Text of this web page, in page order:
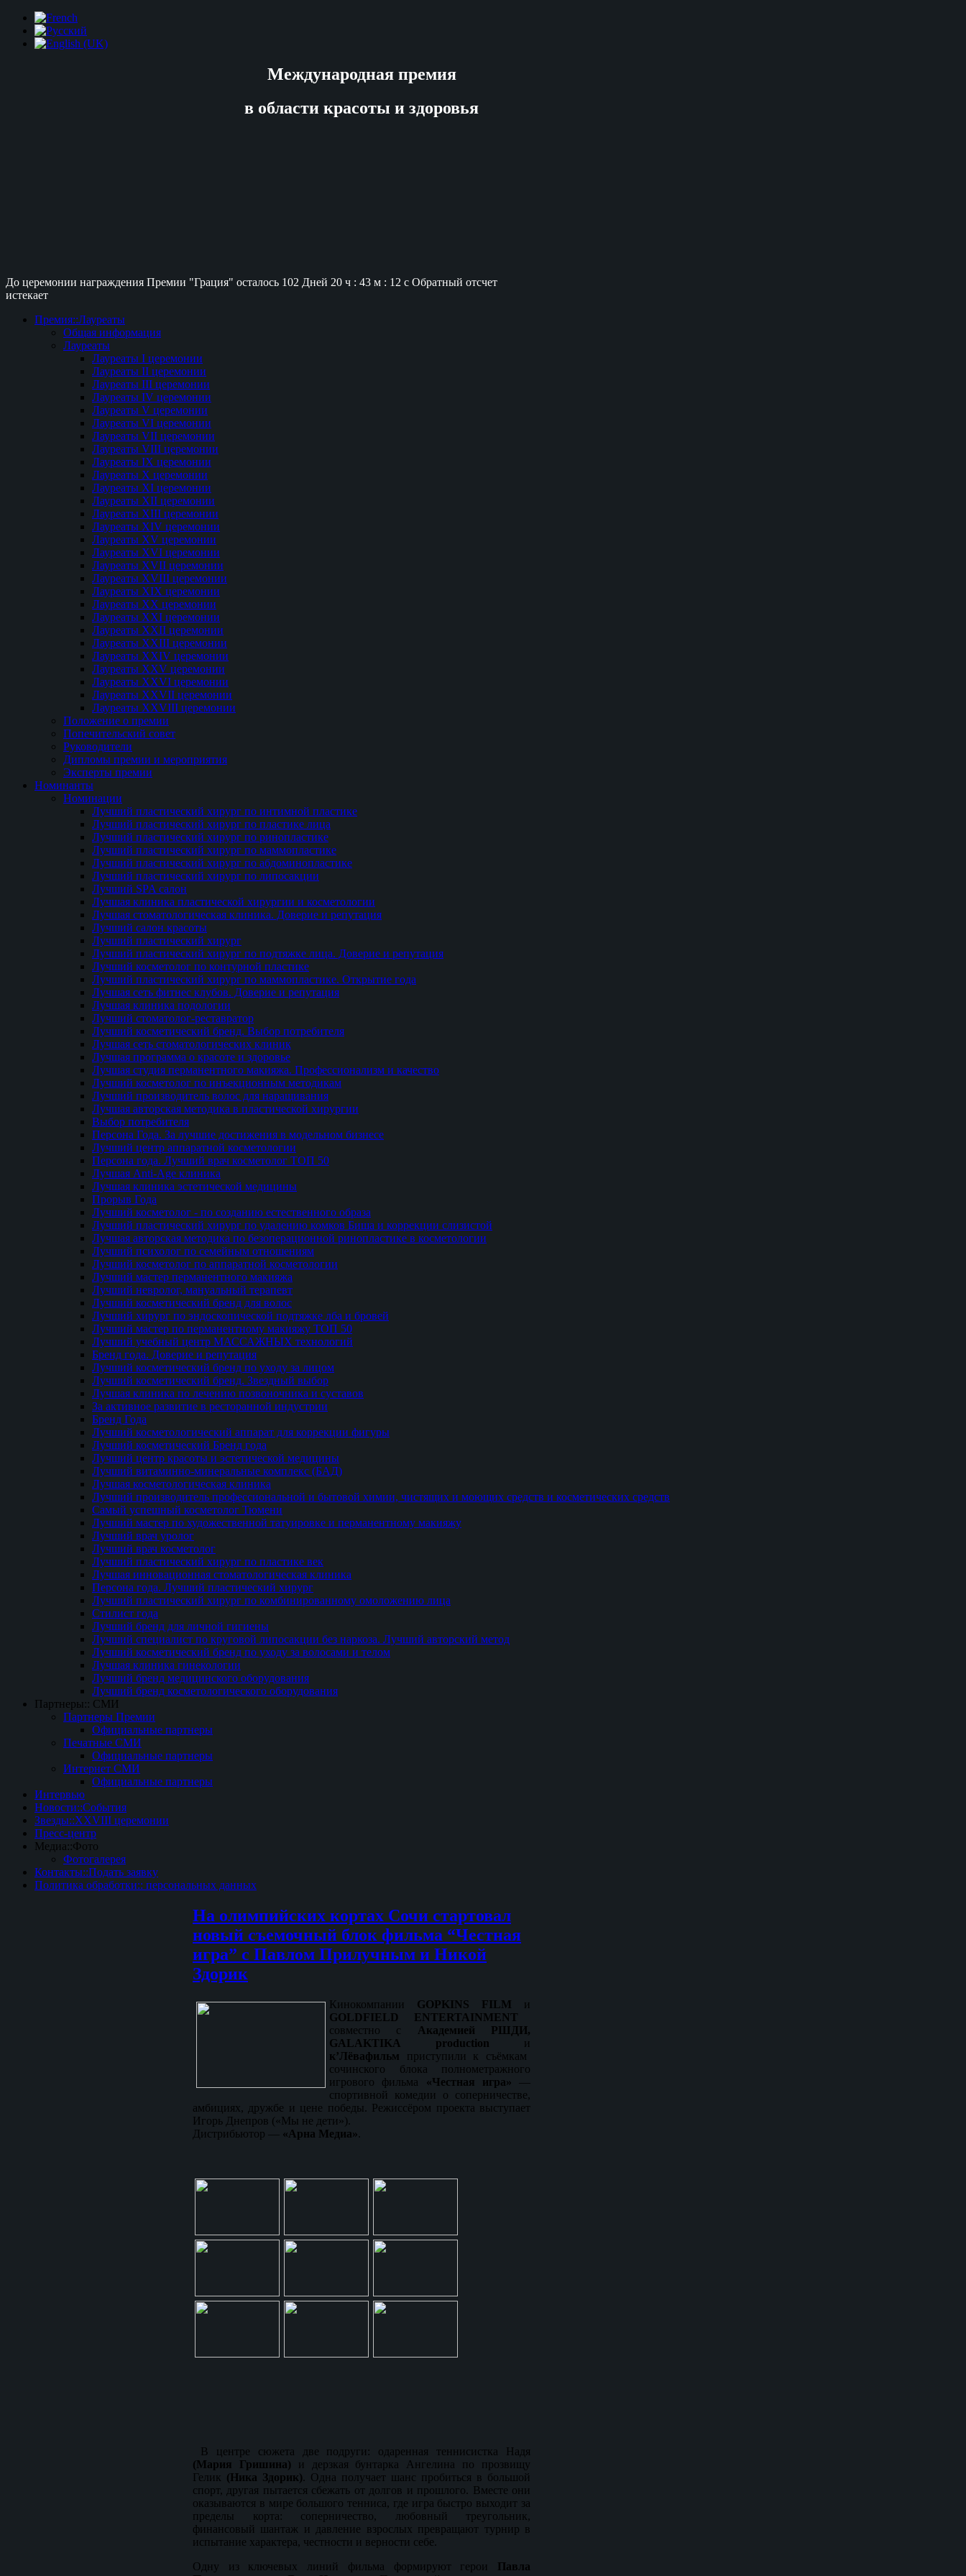
Международная премия
в области красоты и здоровья
До церемонии награждения Премии "Грация" осталось 102 Дней 20 ч : 43 м : 12 с Обратный отсчет
истекает
Премия::Лауреаты
Общая информация
Лауреаты
Лауреаты I церемонии
Лауреаты II церемонии
Лауреаты III церемонии
Лауреаты IV церемонии
Лауреаты V церемонии
Лауреаты VI церемонии
Лауреаты VII церемонии
Лауреаты VIII церемонии
Лауреаты IX церемонии
Лауреаты Х церемонии
Лауреаты XI церемонии
Лауреаты XII церемонии
Лауреаты XIII церемонии
Лауреаты XIV церемонии
Лауреаты XV церемонии
Лауреаты XVI церемонии
Лауреаты XVII церемонии
Лауреаты XVIII церемонии
Лауреаты XIX церемонии
Лауреаты XX церемонии
Лауреаты XXI церемонии
Лауреаты XXII церемонии
Лауреаты XXIII церемонии
Лауреаты XXIV церемонии
Лауреаты XXV церемонии
Лауреаты XXVI церемонии
Лауреаты XXVII церемонии
Лауреаты XXVIII церемонии
Положение о премии
Попечительский совет
Руководители
Дипломы премии и мероприятия
Эксперты премии
Номинанты
Номинации
Лучший пластический хирург по интимной пластике
Лучший пластический хирург по пластике лица
Лучший пластический хирург по ринопластике
Лучший пластический хирург по маммопластике
Лучший пластический хирург по абдоминопластике
Лучший пластический хирург по липосакции
Лучший SPA салон
Лучшая клиника пластической хирургии и косметологии
Лучшая стоматологическая клиника. Доверие и репутация
Лучший салон красоты
Лучший пластический хирург
Лучший пластический хирург по подтяжке лица. Доверие и репутация
Лучший косметолог по контурной пластике
Лучший пластический хирург по маммопластике. Открытие года
Лучшая сеть фитнес клубов. Доверие и репутация
Лучшая клиника подологии
Лучший стоматолог-реставратор
Лучший косметический бренд. Выбор потребителя
Лучшая сеть стоматологических клиник
Лучшая программа о красоте и здоровье
Лучшая студия перманентного макияжа. Профессионализм и качество
Лучший косметолог по инъекционным методикам
Лучший производитель волос для наращивания
Лучшая авторская методика в пластической хирургии
Выбор потребителя
Персона Года. За лучшие достижения в модельном бизнесе
Лучший центр аппаратной косметологии
Персона года. Лучший врач косметолог ТОП 50
Лучшая Anti-Age клиника
Лучшая клиника эстетической медицины
Прорыв Года
Лучший косметолог - по созданию естественного образа
Лучший пластический хирург по удалению комков Биша и коррекции слизистой
Лучшая авторская методика по безоперационной ринопластике в косметологии
Лучший психолог по семейным отношениям
Лучший косметолог по аппаратной косметологии
Лучший мастер перманентного макияжа
Лучший невролог, мануальный терапевт
Лучший косметический бренд для волос
Лучший хирург по эндоскопической подтяжке лба и бровей
Лучший мастер по перманентному макияжу ТОП 50
Лучший учебный центр МАССАЖНЫХ технологий
Бренд года. Доверие и репутация
Лучший косметический бренд по уходу за лицом
Лучший косметический бренд. Звездный выбор
Лучшая клиника по лечению позвоночника и суставов
За активное развитие в ресторанной индустрии
Бренд Года
Лучший косметологический аппарат для коррекции фигуры
Лучший косметический Бренд года
Лучший центр красоты и эстетической медицины
Лучший витаминно-минеральные комплекс (БАД)
Лучшая косметологическая клиника
Лучший производитель профессиональной и бытовой химии, чистящих и моющих средств и косметических средств
Самый успешный косметолог Тюмени
Лучший мастер по художественной татуировке и перманентному макияжу
Лучший врач уролог
Лучший врач косметолог
Лучший пластический хирург по пластике век
Лучшая инновационная стоматологическая клиника
Персона года. Лучший пластический хирург
Лучший пластический хирург по комбинированному омоложению лица
Стилист года
Лучший бренд для личной гигиены
Лучший специалист по круговой липосакции без наркоза. Лучший авторский метод
Лучший косметический бренд по уходу за волосами и телом
Лучшая клиника гинекологии
Лучший бренд медицинского оборудования
Лучший бренд косметологического оборудования
Партнеры:: СМИ
Партнеры Премии
Официальные партнеры
Печатные СМИ
Официальные партнеры
Интернет СМИ
Официальные партнеры
Интервью
Новости::События
Звезды::XXVIII церемонии
Пресс-центр
Медиа::Фото
Фотогалерея
Контакты::Подать заявку
Политика обработки:: персональных данных
На олимпийских кортах Сочи стартовал
новый съемочный блок фильма “Честная
игра” с Павлом Прилучным и Никой
Здорик
Кинокомпании GOPKINS FILM и
GOLDFIELD ENTERTAINMENT
совместно с Академией
РШДИ,
GALAKTIKA production и
к’Лёвафильм приступили к съёмкам
сочинского блока полнометражного
игрового фильма «Честная игра» —
спортивной комедии о соперничестве,
амбициях, дружбе и цене победы. Режиссёром проекта выступает
Игорь Днепров («Мы не дети»).
Дистрибьютор — «Арна Медиа».
В центре сюжета две подруги: одаренная теннисистка Надя
(Мария Гришина) и дерзкая бунтарка Ангелина по прозвищу
Гелик (Ника Здорик). Одна получает шанс пробиться в большой
спорт, другая пытается сбежать от долгов и прошлого. Вместе они
оказываются в мире большого тенниса, где игра быстро выходит за
пределы корта: соперничество, любовный треугольник,
финансовый шантаж и давление взрослых превращают турнир в
испытание характера, честности и верности себе.
Одну из ключевых линий фильма формируют герои Павла